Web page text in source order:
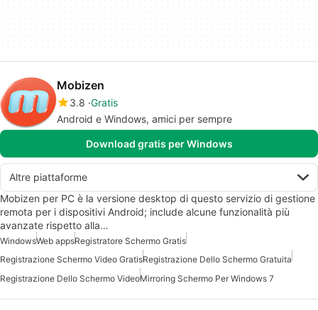
Mobizen
3.8 Gratis
Android e Windows, amici per sempre
Download gratis per Windows
Altre piattaforme
Mobizen per PC è la versione desktop di questo servizio di gestione
remota per i dispositivi Android; include alcune funzionalità più
avanzate rispetto alla…
WindowsWeb appsRegistratore Schermo Gratis
Registrazione Schermo Video GratisRegistrazione Dello Schermo Gratuita
Registrazione Dello Schermo VideoMirroring Schermo Per Windows 7